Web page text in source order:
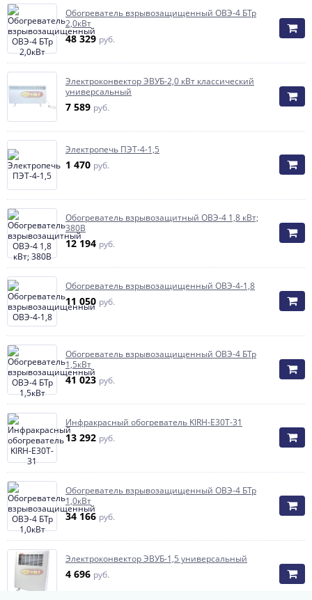
Обогреватель взрывозащищенный ОВЭ-4 БТр
2,0кВт
48 329 руб.
Электроконвектор ЭВУБ-2,0 кВт классический
универсальный
7 589 руб.
Электропечь ПЭТ-4-1,5
1 470 руб.
Обогреватель взрывозащитный ОВЭ-4 1,8 кВт;
380В
12 194 руб.
Обогреватель взрывозащищенный ОВЭ-4-1,8
11 050 руб.
Обогреватель взрывозащищенный ОВЭ-4 БТр
1,5кВт
41 023 руб.
Инфракрасный обогреватель KIRH-E30T-31
13 292 руб.
Обогреватель взрывозащищенный ОВЭ-4 БТр
1,0кВт
34 166 руб.
Электроконвектор ЭВУБ-1,5 универсальный
4 696 руб.